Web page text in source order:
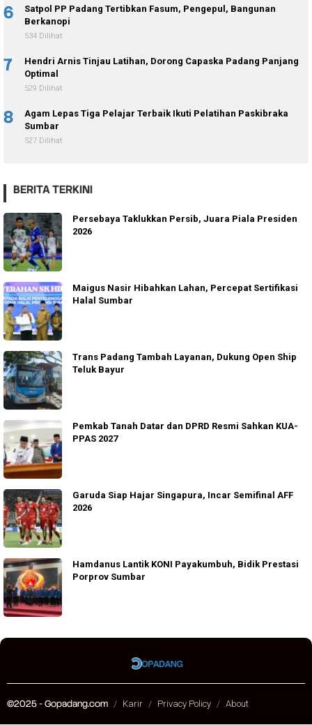
6
Satpol PP Padang Tertibkan Fasum, Pengepul, Bangunan
Berkanopi
534 Dilihat
7
Hendri Arnis Tinjau Latihan, Dorong Capaska Padang Panjang
Optimal
529 Dilihat
8
Agam Lepas Tiga Pelajar Terbaik Ikuti Pelatihan Paskibraka
Sumbar
527 Dilihat
BERITA TERKINI
Persebaya Taklukkan Persib, Juara Piala Presiden
2026
Maigus Nasir Hibahkan Lahan, Percepat Sertifikasi
Halal Sumbar
Trans Padang Tambah Layanan, Dukung Open Ship
Teluk Bayur
Pemkab Tanah Datar dan DPRD Resmi Sahkan KUA-
PPAS 2027
Garuda Siap Hajar Singapura, Incar Semifinal AFF
2026
Hamdanus Lantik KONI Payakumbuh, Bidik Prestasi
Porprov Sumbar
©2025 - Gopadang.com Karir Privacy Policy About